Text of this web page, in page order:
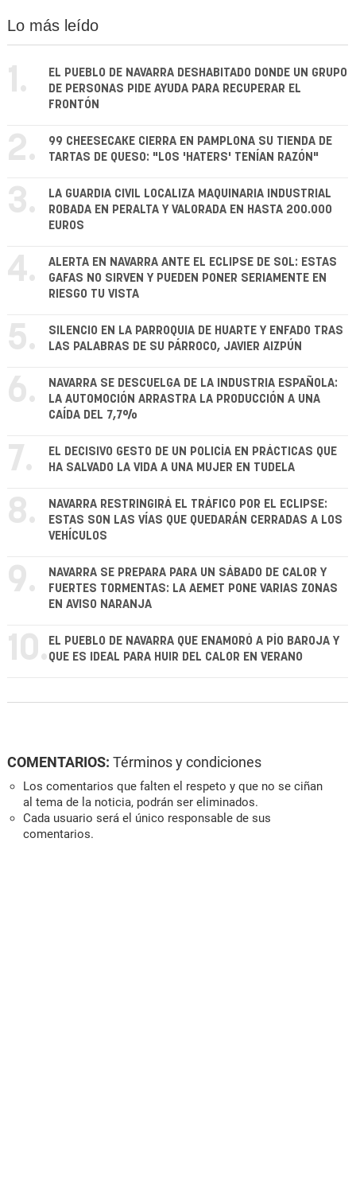
Lo más leído
1.
EL PUEBLO DE NAVARRA DESHABITADO DONDE UN GRUPO
DE PERSONAS PIDE AYUDA PARA RECUPERAR EL
FRONTÓN
2.
99 CHEESECAKE CIERRA EN PAMPLONA SU TIENDA DE
TARTAS DE QUESO: "LOS 'HATERS' TENÍAN RAZÓN"
3.
LA GUARDIA CIVIL LOCALIZA MAQUINARIA INDUSTRIAL
ROBADA EN PERALTA Y VALORADA EN HASTA 200.000
EUROS
4.
ALERTA EN NAVARRA ANTE EL ECLIPSE DE SOL: ESTAS
GAFAS NO SIRVEN Y PUEDEN PONER SERIAMENTE EN
RIESGO TU VISTA
5.
SILENCIO EN LA PARROQUIA DE HUARTE Y ENFADO TRAS
LAS PALABRAS DE SU PÁRROCO, JAVIER AIZPÚN
6.
NAVARRA SE DESCUELGA DE LA INDUSTRIA ESPAÑOLA:
LA AUTOMOCIÓN ARRASTRA LA PRODUCCIÓN A UNA
CAÍDA DEL 7,7%
7.
EL DECISIVO GESTO DE UN POLICÍA EN PRÁCTICAS QUE
HA SALVADO LA VIDA A UNA MUJER EN TUDELA
8.
NAVARRA RESTRINGIRÁ EL TRÁFICO POR EL ECLIPSE:
ESTAS SON LAS VÍAS QUE QUEDARÁN CERRADAS A LOS
VEHÍCULOS
9.
NAVARRA SE PREPARA PARA UN SÁBADO DE CALOR Y
FUERTES TORMENTAS: LA AEMET PONE VARIAS ZONAS
EN AVISO NARANJA
10. EL PUEBLO DE NAVARRA QUE ENAMORÓ A PÍO BAROJA Y
QUE ES IDEAL PARA HUIR DEL CALOR EN VERANO
COMENTARIOS: Términos y condiciones
Los comentarios que falten el respeto y que no se ciñan
al tema de la noticia, podrán ser eliminados.
Cada usuario será el único responsable de sus
comentarios.